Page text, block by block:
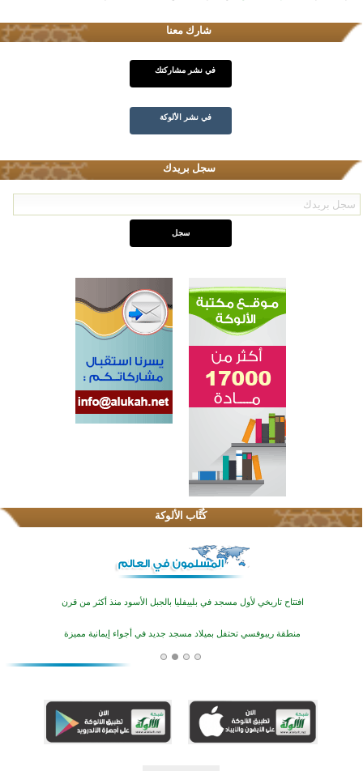
شارك معنا
في نشر مشاركتك
في نشر الألوكة
سجل بريدك
كُتَّاب الألوكة
اختتام الدورة التاسعة لمسابقة حفظ وتلاوة القرآن الكريم في أزناكاييف
تيسليتش تختتم برنامجا تعليميا لتعزيز القيم وبناء الشخصية للشباب المسلمين
اختتام منافسات قرآنية متميزة في بنغلاديش بمشاركة 3000 متسابق
أكبر مشروع إسلامي في ريف أستراليا يفتتح أبوابه بعد سنوات من العمل والعطاء
اختتام الدورة التاسعة لمسابقة حفظ وتلاوة القرآن الكريم في أزناكاييف